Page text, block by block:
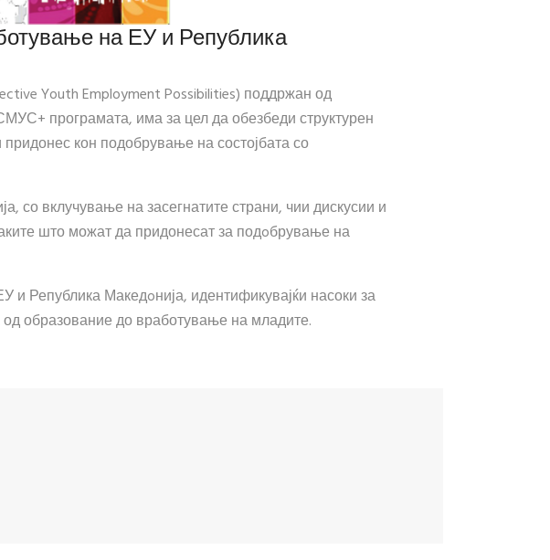
на ЕУ и Република
Youth Employment Possibilities) поддржан од
програмата, има за цел да обезбеди структурен
придонес кон подобрување на состојбата со
со вклучување на засегнатите страни, чии дискусии и
што можат да придонесат за подoбрување на
Република Македoнија, идентификувајќи насоки за
образование до вработување на младите.